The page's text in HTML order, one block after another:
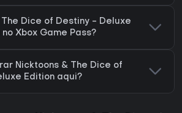
The Dice of Destiny - Deluxe
Xbox Game Pass?
Nicktoons & The Dice of
Edition aqui?